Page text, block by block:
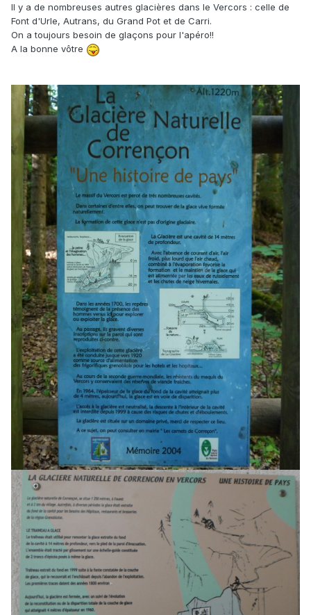
Il y a de nombreuses autres glacières dans le Vercors : celle de
Font d'Urle, Autrans, du Grand Pot et de Carri.
On a toujours besoin de glaçons pour l'apéro!!
A la bonne vôtre